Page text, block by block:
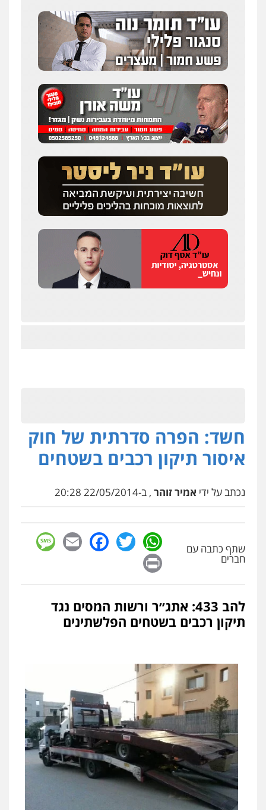
חשד: הפרה סדרתית של חוק
איסור תיקון רכבים בשטחים
נכתב על ידי אמיר זוהר , ב-22/05/2014 20:28
שתף כתבה עם
חברים
WhatsApp
Twitter
Facebook
Email
להב 433: אתג״ר ורשות המסים נגד
תיקון רכבים בשטחים הפלשתינים